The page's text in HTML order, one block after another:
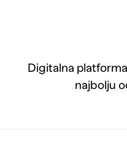
Digitalna
najbolju